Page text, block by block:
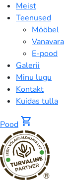
Meist
Teenused
Mööbel
Vanavara
E-pood
Galerii
Minu lugu
Kontakt
Kuidas tulla
Pood shopping_cart
®